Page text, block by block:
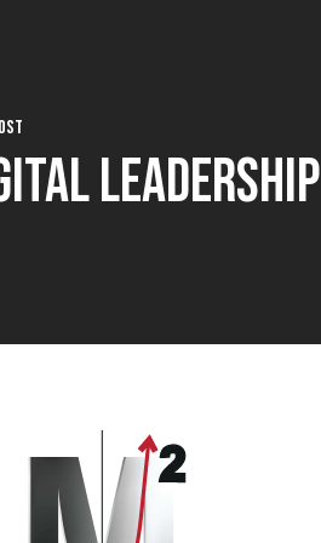
Leadership